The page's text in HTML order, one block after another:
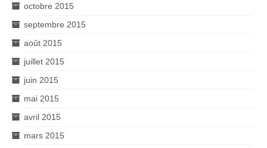
octobre 2015
septembre 2015
août 2015
juillet 2015
juin 2015
mai 2015
avril 2015
mars 2015